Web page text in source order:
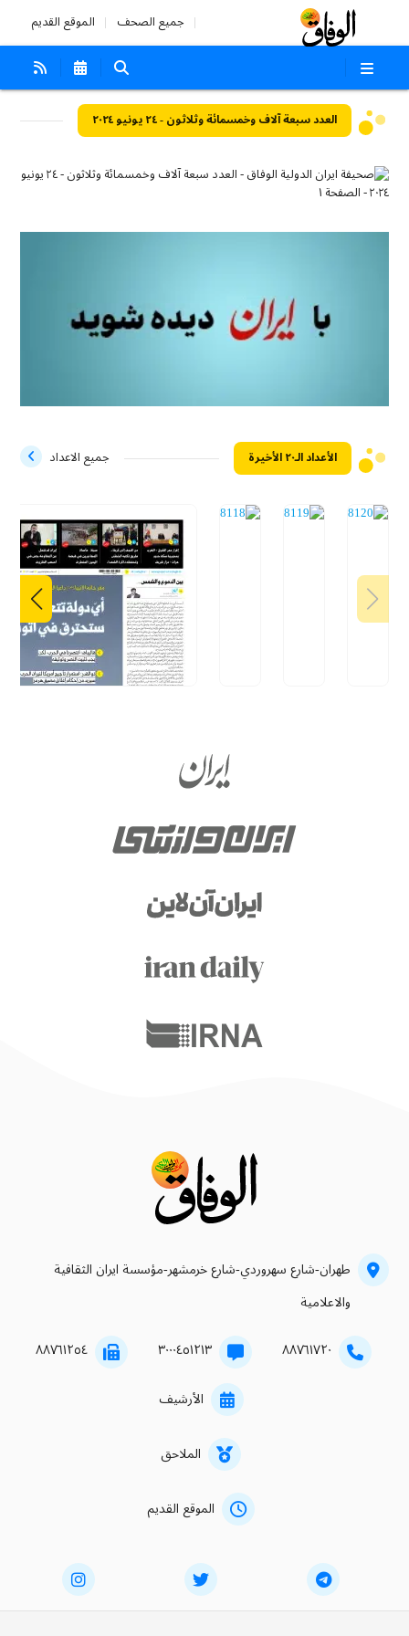
جميع الصحف الموقع القديم
العدد سبعة آلاف وخمسمائة وثلاثون - ٢٤ يونيو ٢٠٢٤
الأعداد الـ۲۰ الأخيرة جميع الاعداد
طهران-شارع سهروردي-شارع خرمشهر-مؤسسة ايران الثقافية
والاعلامية
۸۸۷٦۱۷۲۰ ۳۰۰۰٤٥۱۲۱۳ ۸۸۷٦۱۲٥٤
الأرشيف
الملاحق
الموقع القديم